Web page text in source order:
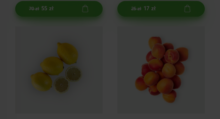
70 zł 55 zł 25 zł 17 zł